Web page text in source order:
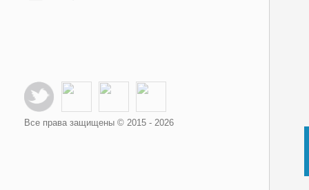
Все права защищены © 2015 - 2026